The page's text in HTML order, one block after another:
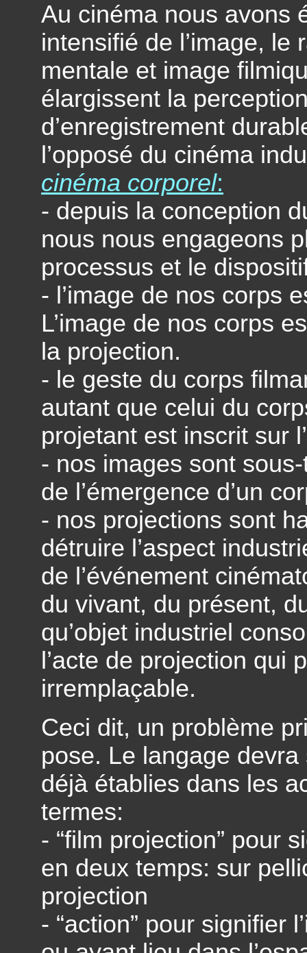
Au cinéma nous avons
intensifié de l’image,
mentale et image
élargissent la
d’enregistrement
l’opposé du cinéma
cinéma corporel:
- depuis la conception
nous nous engageons
processus et le
- l’image de nos corps
L’image de nos corps
la projection.
- le geste du corps
autant que celui du
projetant est inscrit sur
- nos images sont
de l’émergence d’un
- nos projections sont
détruire l’aspect
de l’événement
du vivant, du présent,
qu’objet industriel
l’acte de projection qui
irremplaçable.
Ceci dit, un problème
pose. Le langage
déjà établies dans les
termes:
- “film projection” pour
en deux temps: sur
projection
- “action” pour signifier